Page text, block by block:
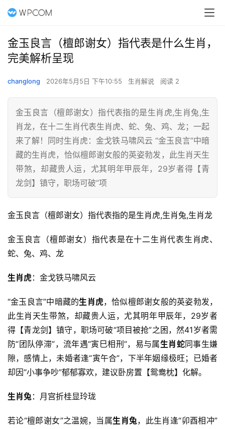
金玉良言（檀郎谢女）指代表是什么生肖，
完美解析呈现
changlong 2026年5月5日 下午10:55 生肖解说 阅读 2
金玉良言（檀郎谢女）指代表指的是生肖虎,生肖兔,生
肖龙，在十二生肖代表生肖虎、蛇、兔、鸡、龙；一起
来了解！同时生肖虎：金戈铁马啸风云 “金玉良言”中暗
藏的生肖虎，恰似檀郎谢女般的英姿勃发，此生肖天生
带煞，却藏贵人运，尤其明年甲辰年，29岁者得【青
龙剑】镇守，职场可破“项
金玉良言（檀郎谢女）指代表指的是生肖虎,生肖兔,生肖龙
金玉良言（檀郎谢女）指代表是在十二生肖代表生肖虎、
蛇、兔、鸡、龙
生肖虎：金戈铁马啸风云
“金玉良言”中暗藏的生肖虎，恰似檀郎谢女般的英姿勃发，
此生肖天生带煞，却藏贵人运，尤其明年甲辰年，29岁者
得【青龙剑】镇守，职场可破“项目被抢”之困，然41岁者需
防“团队停滞”，流年遇“寅巳相刑”，易与属生肖蛇同事生嫌
隙，感情上，未婚者逢“寅午合”，下半年姻缘极旺；已婚者
却因“小事争吵”郁郁寡欢，建议卧房置【鸳鸯枕】化解。
生肖兔：月宫折桂显玲珑
若论“檀郎谢女”之温婉，当属生肖兔，此生肖逢“卯酉相冲”